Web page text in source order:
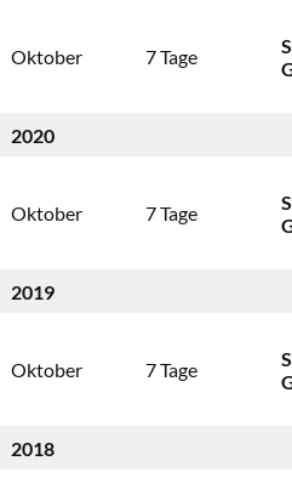
Oktober 7 Tage
2020
Oktober 7 Tage
2019
Oktober 7 Tage
2018